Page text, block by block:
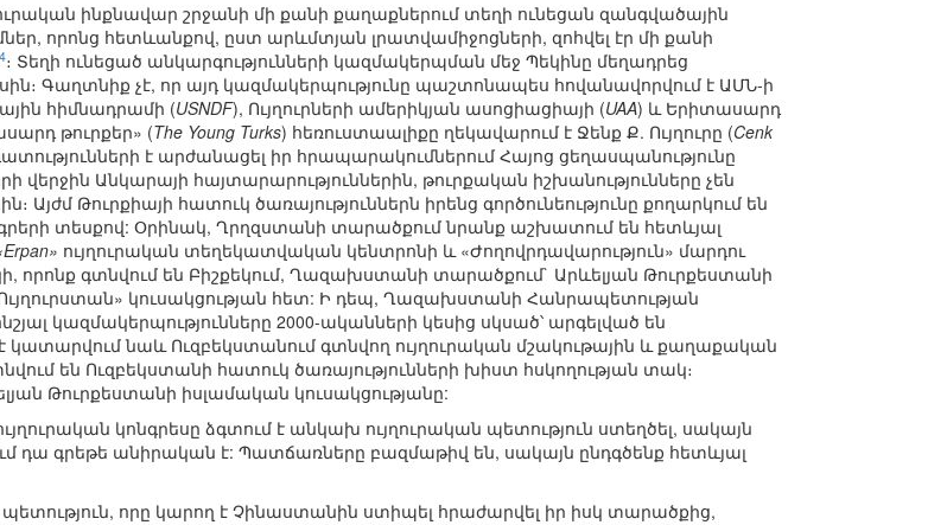
ինքնավար շրջանի մի քանի քաղաքներում տեղի ունեցան զանգվածային
որոնց հետևանքով, ըստ արևմտյան լրատվամիջոցների, զոհվել էր մի քանի
4։ Տեղի ունեցած անկարգությունների կազմակերպման մեջ Պեկինը մեղադրեց
Գաղտնիք չէ, որ այդ կազմակերպությունը պաշտոնապես հովանավորվում է ԱՄՆ-ի
հիմնադրամի (USNDF), Ույղուրների ամերիկյան ասոցիացիայի (UAA) և Երիտասարդ
թուրքեր» (The Young Turks) հեռուստաալիքը ղեկավարում է Ջենք Ք. Ույղուրը (Cenk
է արժանացել իր հրապարակումներում Հայոց ցեղասպանությունը
վերջին Անկարայի հայտարարություններին, թուրքական իշխանությունները չեն
Այժմ Թուրքիայի հատուկ ծառայություններն իրենց գործունեությունը քողարկում են
տեսքով: Օրինակ, Ղրղզստանի տարածքում նրանք աշխատում են հետևյալ
ույղուրական տեղեկատվական կենտրոնի և «Ժողովրդավարություն» մարդու
որոնք գտնվում են Բիշքեկում, Ղազախստանի տարածքում` Արևելյան Թուրքեստանի
կուսակցության հետ: Ի դեպ, Ղազախստանի Հանրապետության
կազմակերպությունները 2000-ականների կեսից սկսած՝ արգելված են
նաև Ուզբեկստանում գտնվող ույղուրական մշակութային և քաղաքական
են Ուզբեկստանի հատուկ ծառայությունների խիստ հսկողության տակ։
Թուրքեստանի իսլամական կուսակցությանը:
կոնգրեսը ձգտում է անկախ ույղուրական պետություն ստեղծել, սակայն
դա գրեթե անիրական է: Պատճառները բազմաթիվ են, սակայն ընդգծենք հետևյալ
պետություն, որը կարող է Չինաստանին ստիպել հրաժարվել իր իսկ տարածքից,